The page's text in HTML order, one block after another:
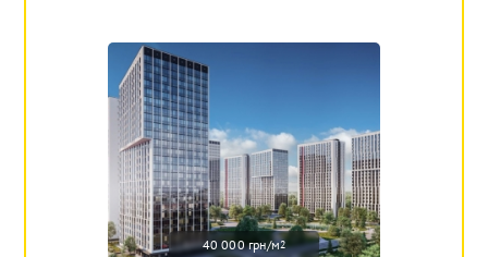
40 000 грн/м2